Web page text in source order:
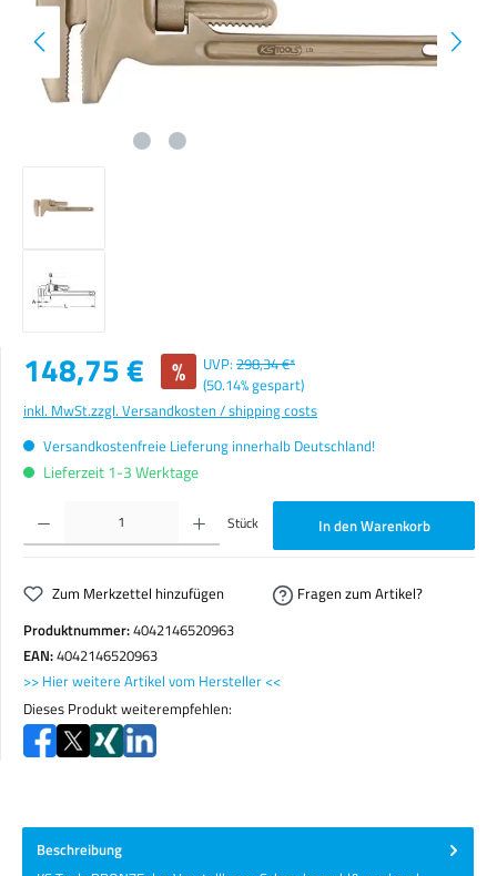
Verkaufspreis:
148,75 € % UVP: 298,34 €*
(50.14% gespart)
inkl. MwSt.zzgl. Versandkosten / shipping costs
Versandkostenfreie Lieferung innerhalb Deutschland!
Lieferzeit 1-3 Werktage
Produkt Anzahl: Gib den gewünschten Wert ein oder benutze die Schaltflächen um die Anzahl zu
Stück In den Warenkorb
Zum Merkzettel hinzufügen
Fragen zum Artikel?
Produktnummer:4042146520963
EAN:4042146520963
>> Hier weitere Artikel vom Hersteller <<
Dieses Produkt weiterempfehlen:
Beschreibung